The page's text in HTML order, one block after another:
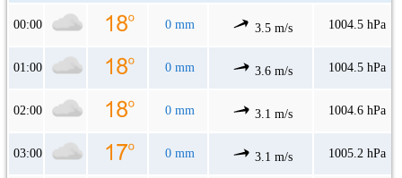
00:00 0 mm 3.5 m/s 1004.5 hPa
01:00 0 mm 3.6 m/s 1004.5 hPa
02:00 0 mm 3.1 m/s 1004.6 hPa
03:00 0 mm 3.1 m/s 1005.2 hPa